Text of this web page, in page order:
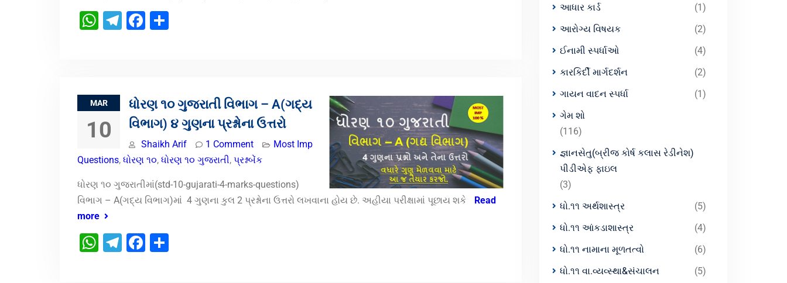
WhatsApp
Telegram
Facebook
MAR
10
ધોરણ ૧૦ ગુજરાતી વિભાગ – A(ગદ્ય
વિભાગ) ૪ ગુણના પ્રશ્નોના ઉત્તરો
Shaikh Arif 1 Comment
Most Imp
Questions, ધોરણ ૧૦, ધોરણ ૧૦ ગુજરાતી, પ્રશ્નબેંક
ધોરણ ૧૦ ગુજરાતીમાં(std-10-gujarati-4-marks-questions)
વિભાગ – A(ગદ્ય વિભાગ)માં 4 ગુણના કુલ 2 પ્રશ્નોના ઉત્તરો લખવાના હોય છે. અહીયા પરીક્ષામાં પૂછાય શકે
Read
more
WhatsApp
Telegram
Facebook
આધાર કાર્ડ
(1)
આરોગ્ય વિષયક
(2)
ઈનામી સ્પર્ધાઓ
(4)
કારકિર્દી માર્ગદર્શન
(2)
ગાયન વાદન સ્પર્ધા
(1)
ગેમ શો
(116)
જ્ઞાનસેતુ(બ્રીજ કોર્ષ કલાસ રેડીનેશ)
પીડીએફ ફાઇલ
(3)
ધો.૧૧ અર્થશાસ્ત્ર
(5)
ધો.૧૧ આંકડાશાસ્ત્ર
(4)
ધો.૧૧ નામાના મૂળતત્વો
(6)
ધો.૧૧ વા.વ્યવ્સ્થા&સંચાલન
(5)